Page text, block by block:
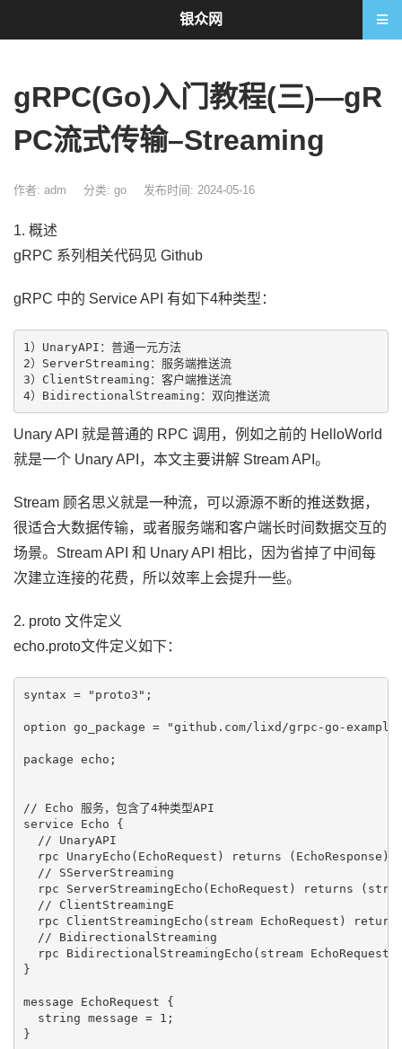
gRPC(Go)入门教程(三)—gR
PC流式传输–Streaming
作者: adm 分类: go 发布时间: 2024-05-16
1. 概述
gRPC 系列相关代码见 Github
gRPC 中的 Service API 有如下4种类型：
1）UnaryAPI：普通一元方法
2）ServerStreaming：服务端推送流
3）ClientStreaming：客户端推送流
4）BidirectionalStreaming：双向推送流
Unary API 就是普通的 RPC 调用，例如之前的 HelloWorld
就是一个 Unary API，本文主要讲解 Stream API。
Stream 顾名思义就是一种流，可以源源不断的推送数据，
很适合大数据传输，或者服务端和客户端长时间数据交互的
场景。Stream API 和 Unary API 相比，因为省掉了中间每
次建立连接的花费，所以效率上会提升一些。
2. proto 文件定义
echo.proto文件定义如下：
syntax = "proto3";
option go_package = "github.com/lixd/grpc-go-
package echo;
// Echo 服务，包含了4种类型API
service Echo {
  // UnaryAPI
rpc UnaryEcho(EchoRequest) returns (EchoResponse)
  // SServerStreaming
rpc ServerStreamingEcho(EchoRequest) returns
  // ClientStreamingE
rpc ClientStreamingEcho(stream EchoRequest)
  // BidirectionalStreaming
rpc BidirectionalStreamingEcho(stream
}
message EchoRequest {
  string message = 1;
}
银众网